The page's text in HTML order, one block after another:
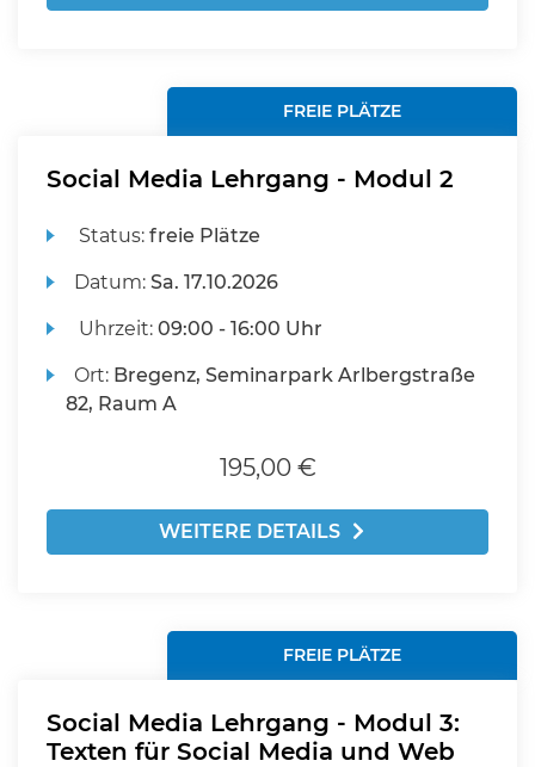
FREIE PLÄTZE
Social Media Lehrgang - Modul 2
Status:freie Plätze
Datum:Sa. 17.10.2026
Uhrzeit:09:00 - 16:00 Uhr
Ort: Bregenz, Seminarpark Arlbergstraße
82, Raum A
195,00 €
WEITERE DETAILS
FREIE PLÄTZE
Social Media Lehrgang - Modul 3:
Texten für Social Media und Web